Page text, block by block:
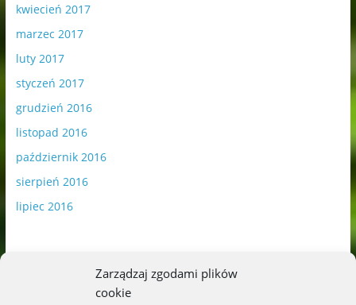
Zarządzaj zgodami plików
cookie
kwiecień 2017
marzec 2017
luty 2017
styczeń 2017
grudzień 2016
listopad 2016
październik 2016
sierpień 2016
lipiec 2016